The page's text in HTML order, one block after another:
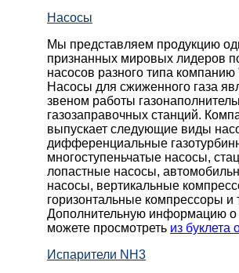
Насосы
Мы представляем продукцию
признанных мировых лидеров
насосов разного типа
Насосы для сжиженного газа
звеном работы
газозаправочных станций.
выпускает следующие виды
дифференциальные
многоступеньчатые насосы,
лопастные насосы,
насосы, вертикальные
горизонтальные компрессоры и
Дополнительную информацию о
можете просмотреть из буклета
Испарители NH3